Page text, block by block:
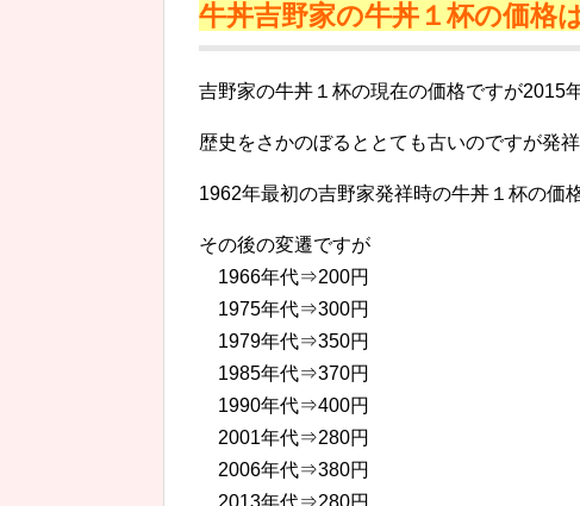
牛丼吉野家の牛丼１杯の価格
吉野家の牛丼１杯の現在の価格ですが2015
歴史をさかのぼるととても古いのですが発
1962年最初の吉野家発祥時の牛丼１杯の価
その後の変遷ですが
1966年代⇒200円
1975年代⇒300円
1979年代⇒350円
1985年代⇒370円
1990年代⇒400円
2001年代⇒280円
2006年代⇒380円
2013年代⇒280円